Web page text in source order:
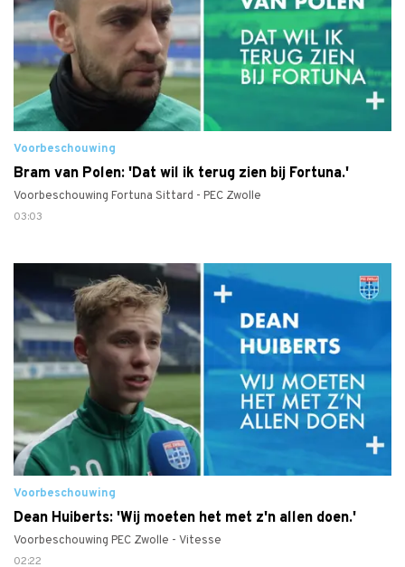
Voorbeschouwing
Bram van Polen: 'Dat wil ik terug zien bij Fortuna.'
Voorbeschouwing Fortuna Sittard - PEC Zwolle
03:03
Voorbeschouwing
Dean Huiberts: 'Wij moeten het met z'n allen doen.'
Voorbeschouwing PEC Zwolle - Vitesse
02:22